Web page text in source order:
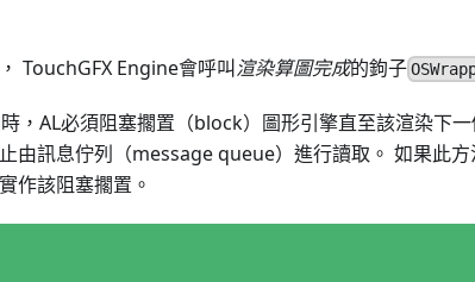
TouchGFX Engine會呼叫渲染算圖完成的鉤子
，AL必須阻塞擱置（block）圖形引擎直至該渲染下
由訊息佇列（message queue）進行讀取。 如果此
作該阻塞擱置。